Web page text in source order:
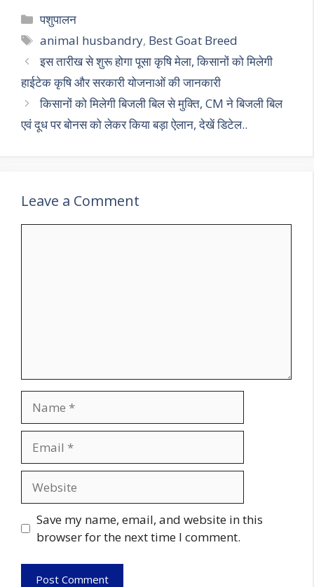
at
s
A
p
p
e
gr
a
m
b
o
o
k
er l e
Categories
पशुपालन
Tags
animal husbandry, Best Goat Breed
इस तारीख से शुरू होगा पूसा कृषि मेला, किसानों को मिलेगी
हाईटेक कृषि और सरकारी योजनाओं की जानकारी
किसानों को मिलेगी बिजली बिल से मुक्ति, CM ने बिजली बिल
एवं दूध पर बोनस को लेकर किया बड़ा ऐलान, देखें डिटेल..
Leave a Comment
Save my name, email, and website in this
browser for the next time I comment.